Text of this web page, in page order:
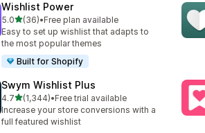
Wishlist Power
5.0滿分 5 顆星
(36)
共有 36 則評價
•Free plan available
Easy to set up wishlist that adapts to
the most popular themes
Built for Shopify
Swym Wishlist Plus
4.7滿分 5 顆星
(1,344)
共有 1344 則評價
•Free trial available
Increase your store conversions with a
full featured wishlist